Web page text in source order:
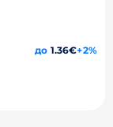
до 1.36€+2%